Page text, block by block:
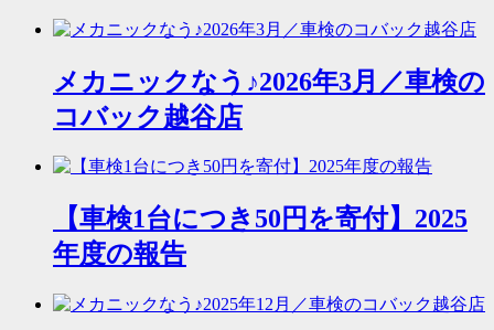
メカニックなう♪2026年3月／車検の
コバック越谷店
【車検1台につき50円を寄付】2025
年度の報告